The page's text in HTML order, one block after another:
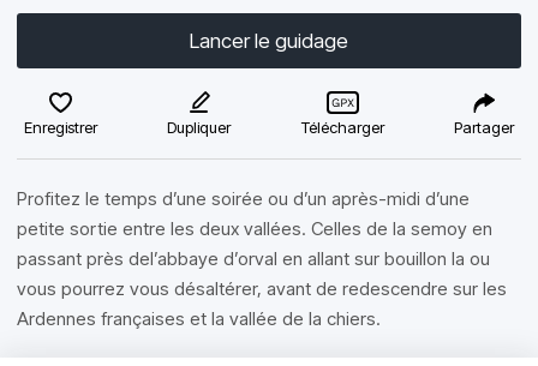
Lancer le guidage
Enregistrer Dupliquer Télécharger Partager
Profitez le temps d’une soirée ou d’un après-midi d’une
petite sortie entre les deux vallées. Celles de la semoy en
passant près del’abbaye d’orval en allant sur bouillon la ou
vous pourrez vous désaltérer, avant de redescendre sur les
Ardennes françaises et la vallée de la chiers.